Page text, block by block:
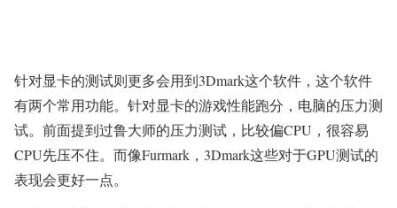
针对显卡的测试则更多会用到3Dmark这个软件，这个软件
有两个常用功能。针对显卡的游戏性能跑分，电脑的压力测
试。前面提到过鲁大师的压力测试，比较偏CPU，很容易
CPU先压不住。而像Furmark，3Dmark这些对于GPU测试的
表现会更好一点。